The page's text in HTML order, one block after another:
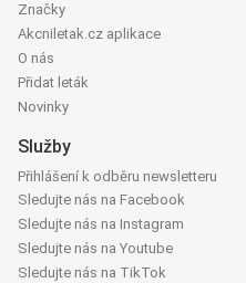
Značky
Akcniletak.cz aplikace
O nás
Přidat leták
Novinky
Služby
Přihlášení k odběru newsletteru
Sledujte nás na Facebook
Sledujte nás na Instagram
Sledujte nás na Youtube
Sledujte nás na TikTok